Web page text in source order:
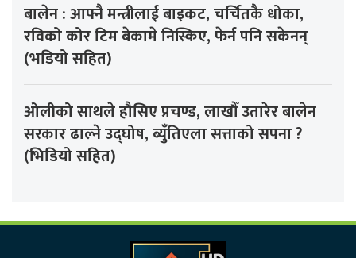
बालेन : आफ्नै मन्त्रीलाई बाइकट, चर्चितकै धोका,
रविको कोर टिम बेकामे निस्किए, फेर्न पनि सकेनन्
(भडियो सहित)
ओलीको साथले हौसिए प्रचण्ड, लाखौँ उतारेर बालेन
सरकार ढाल्ने उद्घोष, ब्युँतिएला सत्ताको सपना ?
(भिडियो सहित)